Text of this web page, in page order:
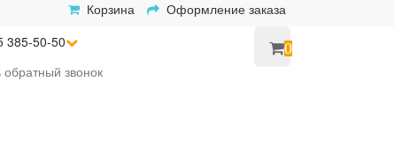
Корзина Оформление заказа
385-50-50
обратный звонок
0